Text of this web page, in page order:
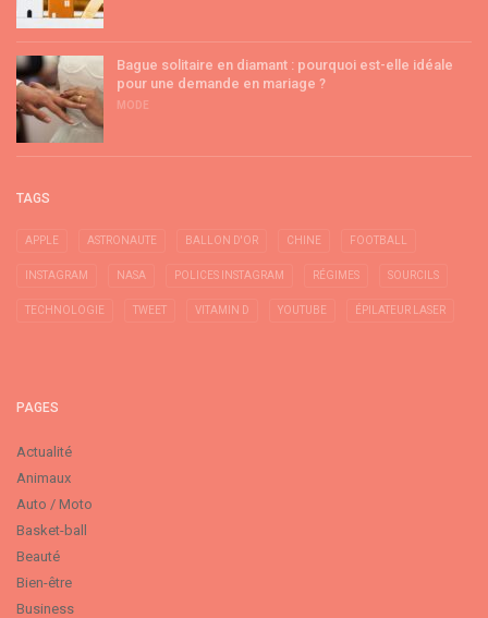
Bague solitaire en diamant : pourquoi est-elle idéale
pour une demande en mariage ?
MODE
TAGS
APPLE ASTRONAUTE BALLON D'OR CHINE FOOTBALL
INSTAGRAM NASA POLICES INSTAGRAM RÉGIMES SOURCILS
TECHNOLOGIE TWEET VITAMIN D YOUTUBE ÉPILATEUR LASER
PAGES
Actualité
Animaux
Auto / Moto
Basket-ball
Beauté
Bien-être
Business